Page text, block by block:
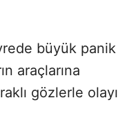
büyük panik
araçlarına
gözlerle olayı